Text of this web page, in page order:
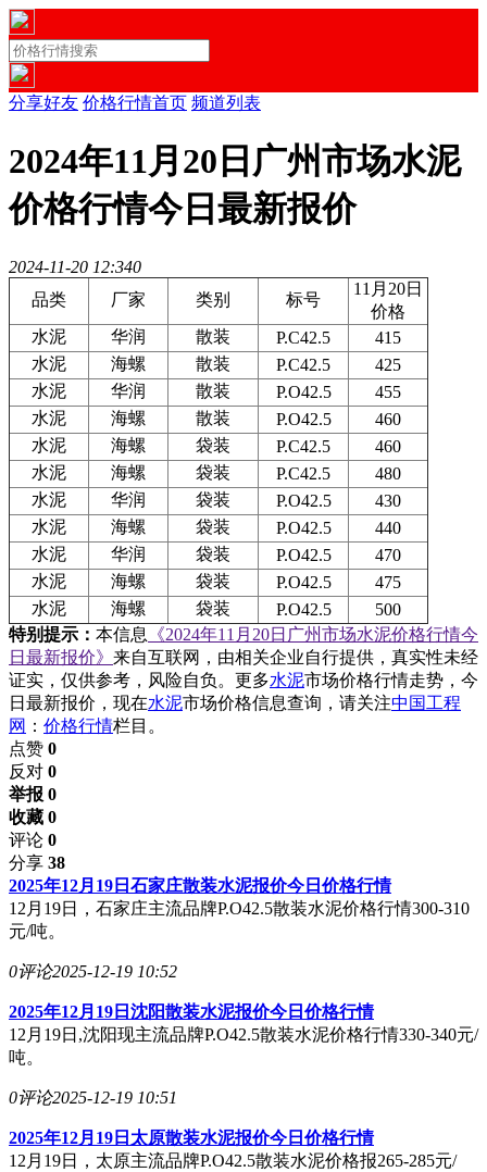
分享好友 价格行情首页 频道列表
2024年11月20日广州市场水泥
价格行情今日最新报价
2024-11-20 12:340
品类
厂家 类别 标号
11月20日
价格
水泥
华润 散装 P.C42.5
415
水泥
海螺 散装 P.C42.5
425
水泥
华润 散装 P.O42.5
455
水泥
海螺 散装 P.O42.5
460
水泥
海螺 袋装 P.C42.5
460
水泥
海螺 袋装 P.C42.5
480
水泥
华润 袋装 P.O42.5
430
水泥
海螺 袋装 P.O42.5
440
水泥
华润 袋装 P.O42.5
470
水泥
海螺 袋装 P.O42.5
475
水泥
海螺 袋装 P.O42.5
500
特别提示： 本信息
《2024年11月20日广州市场水泥价格行情今
日最新报价》 来自互联网，由相关企业自行提供，真实性未经
证实，仅供参考，风险自负。更多水泥市场价格行情走势，今
日最新报价，现在水泥市场价格信息查询，请关注中国工程
网 ： 价格行情栏目。
点赞 0
反对 0
举报 0
收藏 0
评论 0
分享 38
2025年12月19日石家庄散装水泥报价今日价格行情
12月19日，石家庄主流品牌P.O42.5散装水泥价格行情300-310
元/吨。
0评论2025-12-19 10:52
2025年12月19日沈阳散装水泥报价今日价格行情
12月19日,沈阳现主流品牌P.O42.5散装水泥价格行情330-340元/
吨。
0评论2025-12-19 10:51
2025年12月19日太原散装水泥报价今日价格行情
12月19日，太原主流品牌P.O42.5散装水泥价格报265-285元/